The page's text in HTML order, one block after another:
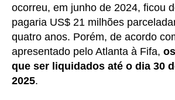
ocorreu, em junho de 2024, ficou
pagaria US$ 21 milhões
quatro anos. Porém, de acordo
apresentado pelo Atlanta à Fifa,
que ser liquidados até o dia 30
2025.